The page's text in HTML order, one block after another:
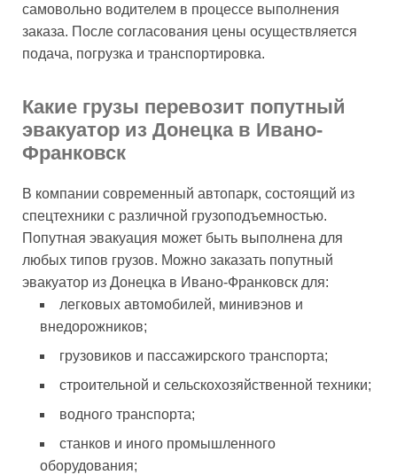
самовольно водителем в процессе выполнения
заказа. После согласования цены осуществляется
подача, погрузка и транспортировка.
Какие грузы перевозит попутный
эвакуатор из Донецка в Ивано-
Франковск
В компании современный автопарк, состоящий из
спецтехники с различной грузоподъемностью.
Попутная эвакуация может быть выполнена для
любых типов грузов. Можно заказать попутный
эвакуатор из Донецка в Ивано-Франковск для:
легковых автомобилей, минивэнов и
внедорожников;
грузовиков и пассажирского транспорта;
строительной и сельскохозяйственной техники;
водного транспорта;
станков и иного промышленного
оборудования;